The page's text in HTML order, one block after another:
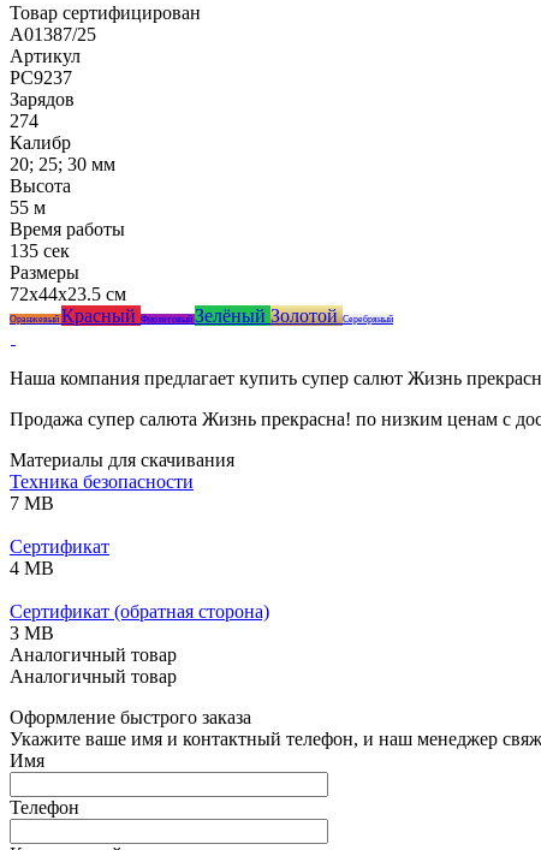
Товар сертифицирован
A01387/25
Артикул
РС9237
Зарядов
274
Калибр
20; 25; 30 мм
Высота
55 м
Время работы
135 сек
Размеры
72x44x23.5 см
Оранжевый Красный Фиолетовый Зелёный ЗолотойСеребряный
Наша компания предлагает купить супер салют Жизнь
Продажа супер салюта Жизнь прекрасна! по низким ценам с
Материалы для скачивания
Техника безопасности
7 MB
Сертификат
4 MB
Сертификат (обратная сторона)
3 MB
Аналогичный товар
Аналогичный товар
Оформление быстрого заказа
Укажите ваше имя и контактный телефон, и наш менеджер
Имя
Телефон